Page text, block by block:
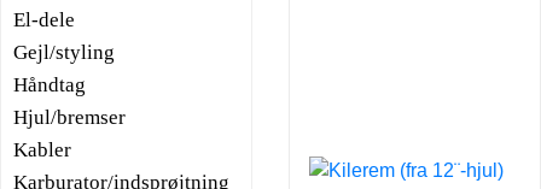
El-dele
Gejl/styling
Håndtag
Hjul/bremser
Kabler
Karburator/indsprøjtning